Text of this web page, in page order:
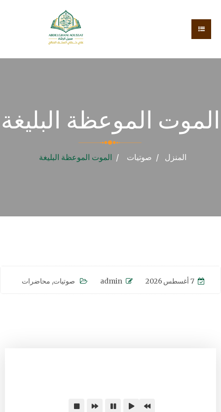
الموت الموعظة البليغة
المنزل صوتيات الموت الموعظة البليغة
7 أغسطس 2026 admin صوتيات, محاضرات